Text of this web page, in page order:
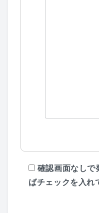
確認画面なしで
ばチェックを入れ